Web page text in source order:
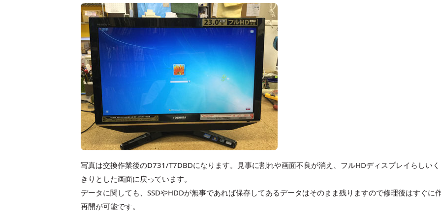
写真は交換作業後のD731/T7DBDになります。見事に割れや画面不良が消え、フルHDディスプレイらしい
きりとした画面に戻っています。
データに関しても、SSDやHDDが無事であれば保存してあるデータはそのまま残りますので修理後はすぐに
再開が可能です。